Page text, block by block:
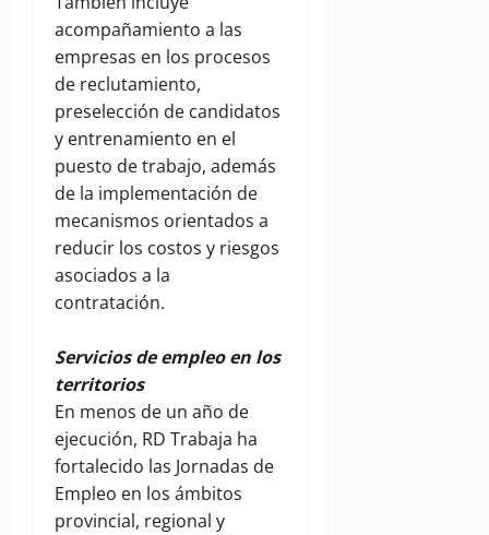
acompañamiento a las
empresas en los procesos
de reclutamiento,
preselección de candidatos
y entrenamiento en el
puesto de trabajo, además
de la implementación de
mecanismos orientados a
reducir los costos y riesgos
asociados a la
contratación.
Servicios de empleo en los
territorios
En menos de un año de
ejecución, RD Trabaja ha
fortalecido las Jornadas de
Empleo en los ámbitos
provincial, regional y